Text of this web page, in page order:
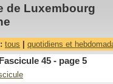
de Luxembourg
tous quotidiens et
45 - page 5